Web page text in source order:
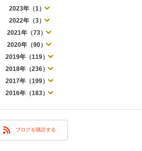
2023年（1）
2022年（3）
2021年（73）
2020年（90）
2019年（119）
2018年（236）
2017年（199）
2016年（183）
ブログを購読する